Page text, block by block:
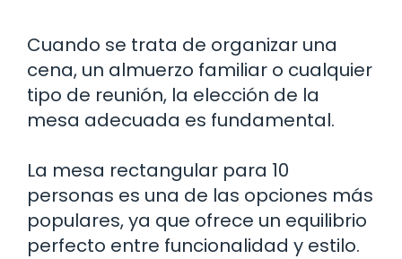
Cuando se trata de organizar una
cena, un almuerzo familiar o cualquier
tipo de reunión, la elección de la
mesa adecuada es fundamental.
La mesa rectangular para 10
personas es una de las opciones más
populares, ya que ofrece un equilibrio
perfecto entre funcionalidad y estilo.